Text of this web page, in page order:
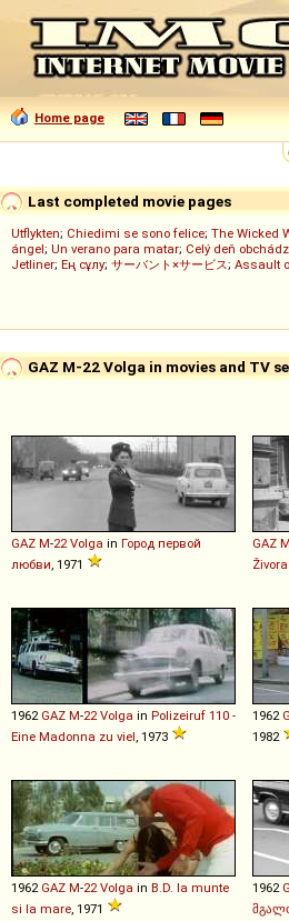
Home page
Last completed movie pages
Utflykten; Chiedimi se sono felice; The Wicked
ángel; Un verano para matar; Celý deň
Jetliner; Ең сұлу; サーバント×サービス; Assault
GAZ M-22 Volga in movies and TV
GAZ M-22 Volga in Город первой
любви , 1971
GAZ M
1962 GAZ M-22 Volga in Polizeiruf 110 -
Eine Madonna zu viel , 1973
1962
1982
1962 GAZ M-22 Volga in B.D. la munte
si la mare , 1971
1962